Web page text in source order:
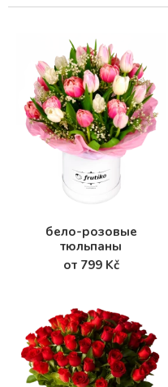
бело-розовые
тюльпаны
от 799 Kč